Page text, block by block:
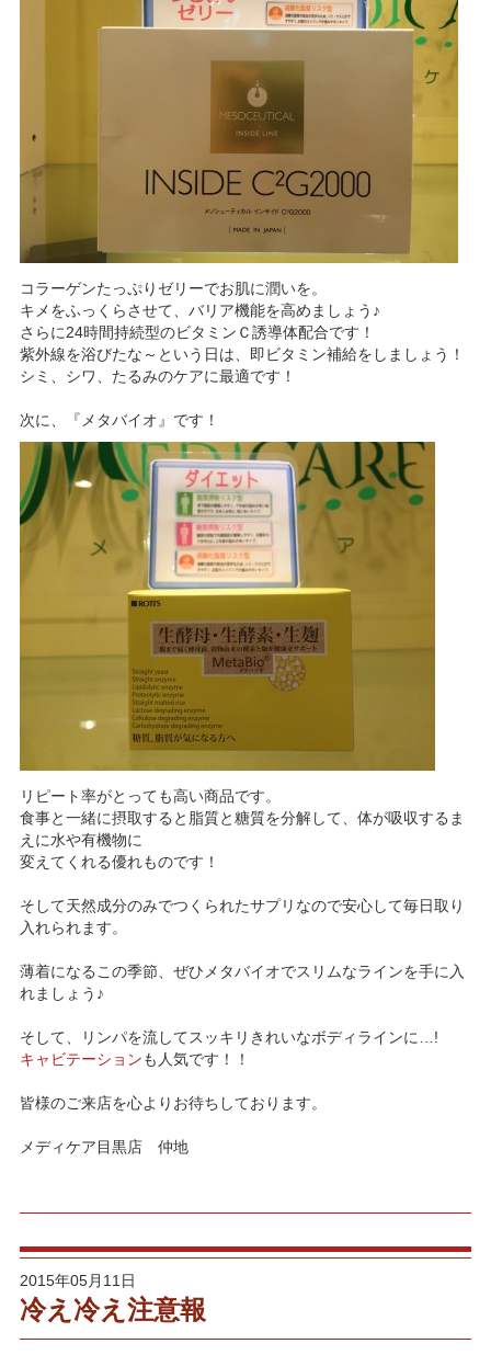
コラーゲンたっぷりゼリーでお肌に潤いを。
キメをふっくらさせて、バリア機能を高めましょう♪
さらに24時間持続型のビタミンＣ誘導体配合です！
紫外線を浴びたな～という日は、即ビタミン補給をしましょう！
シミ、シワ、たるみのケアに最適です！
次に、『メタバイオ』です！
リピート率がとっても高い商品です。
食事と一緒に摂取すると脂質と糖質を分解して、体が吸収するま
えに水や有機物に
変えてくれる優れものです！
そして天然成分のみでつくられたサプリなので安心して毎日取り
入れられます。
薄着になるこの季節、ぜひメタバイオでスリムなラインを手に入
れましょう♪
そして、リンパを流してスッキリきれいなボディラインに…!
キャビテーションも人気です！！
皆様のご来店を心よりお待ちしております。
メディケア目黒店 仲地
2015年05月11日
冷え冷え注意報